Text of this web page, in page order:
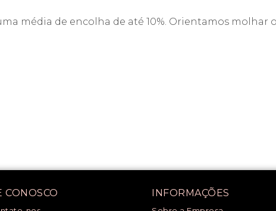
média de encolha de até 10%. Orientamos molhar
CONOSCO INFORMAÇÕES